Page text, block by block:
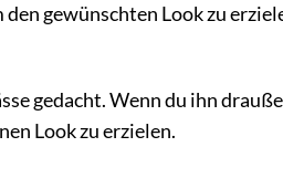
gewünschten Look zu
gedacht. Wenn du ihn
Look zu erzielen.